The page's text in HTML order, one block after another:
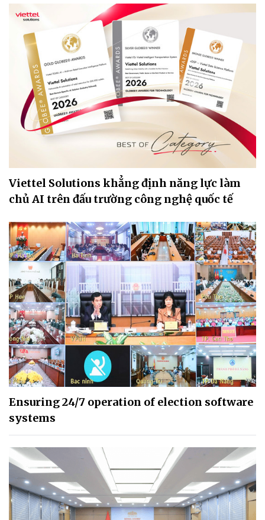
Viettel Solutions khẳng định năng lực làm
chủ AI trên đấu trường công nghệ quốc tế
Ensuring 24/7 operation of election software
systems